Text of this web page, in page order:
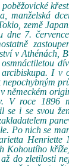
poběžovické
manželská
země
dne 7.
v Athénách,
I v
nepochybným
německém
V roce 1896
se i se svou
Po nich se
Henriette
Kohoutího
do zletilosti